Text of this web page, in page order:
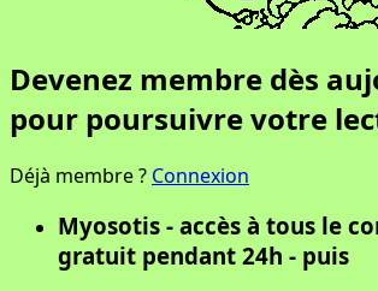
Devenez membre dès
pour poursuivre votre
Déjà membre ? Connexion
Myosotis - accès à tous le
gratuit pendant 24h - puis